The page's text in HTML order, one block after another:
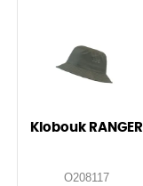
Klobouk RANGER
O208117